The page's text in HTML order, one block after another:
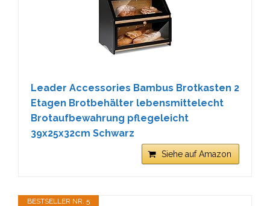
Leader Accessories Bambus Brotkasten 2
Etagen Brotbehälter lebensmittelecht
Brotaufbewahrung pflegeleicht
39x25x32cm Schwarz
Siehe auf Amazon
BESTSELLER NR. 5